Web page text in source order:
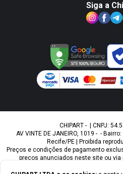
Siga a
CHIPART - | CNPJ:
AV VINTE DE JANEIRO, 1019 - -
Recife/PE | Proibida
Preços e condições de pagamento
preços anunciados neste site ou